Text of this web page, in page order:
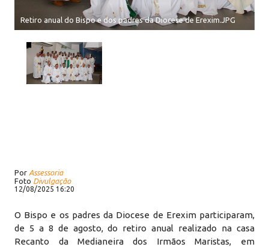
Retiro anual do Bispo e dos padres da Diocese de Erexim.JPG
Por Assessoria
Foto Divulgação
12/08/2025 16:20
O Bispo e os padres da Diocese de Erexim participaram,
de 5 a 8 de agosto, do retiro anual realizado na casa
Recanto da Medianeira dos Irmãos Maristas, em